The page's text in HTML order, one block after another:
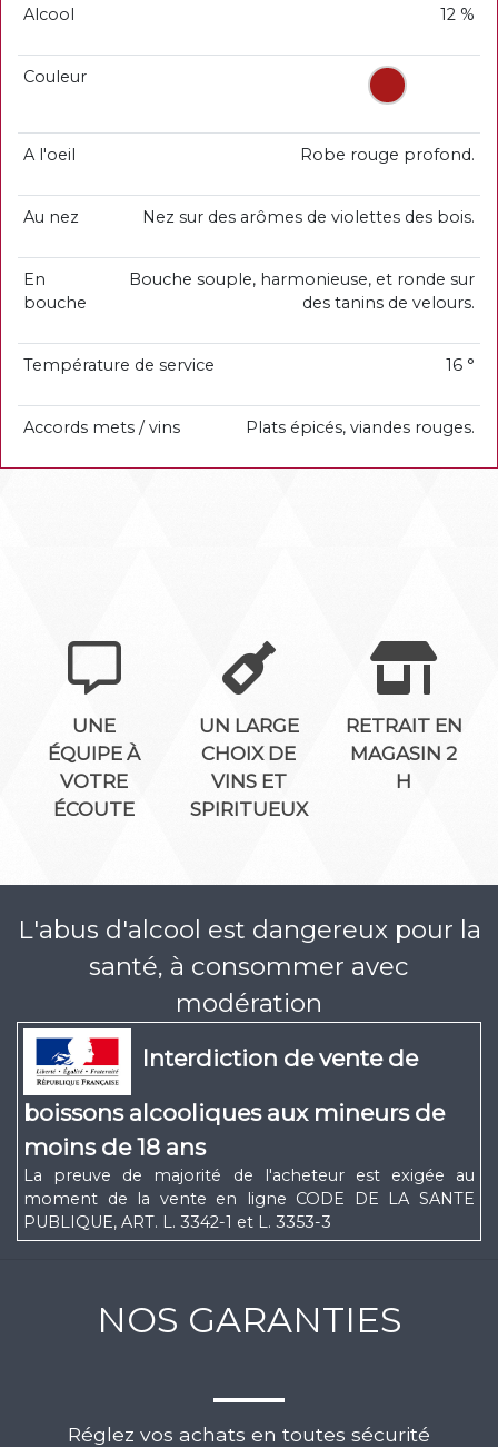
Alcool 12 %
Couleur
A l'oeil Robe rouge profond.
Au nez Nez sur des arômes de violettes des bois.
En
bouche
Bouche souple, harmonieuse, et ronde sur
des tanins de velours.
Température de service 16 °
Accords mets / vins Plats épicés, viandes rouges.
UNE
ÉQUIPE À
VOTRE
ÉCOUTE
UN LARGE
CHOIX DE
VINS ET
SPIRITUEUX
RETRAIT EN
MAGASIN 2
H
L'abus d'alcool est dangereux pour la
santé, à consommer avec
modération
Interdiction de vente de
boissons alcooliques aux mineurs de
moins de 18 ans
La preuve de majorité de l'acheteur est exigée au
moment de la vente en ligne CODE DE LA SANTE
PUBLIQUE, ART. L. 3342-1 et L. 3353-3
NOS GARANTIES
Réglez vos achats en toutes sécurité